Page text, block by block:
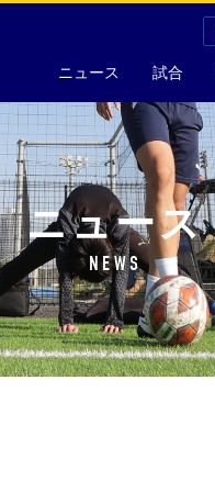
ニュース 試合
ニュース
NEWS